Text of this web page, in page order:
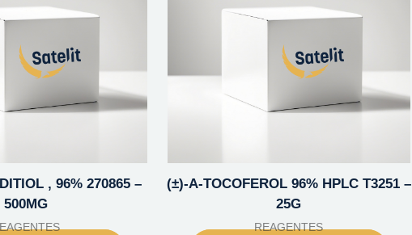
, 96% 270865 –
500MG
(±)-A-TOCOFEROL 96% HPLC T3251 –
25G
REAGENTES